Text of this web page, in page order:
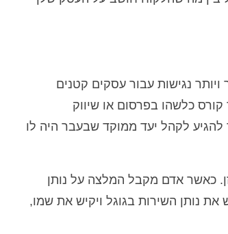
נגישות עבור עסקים קטנים
קורס כלשהו בפרסום או שיווק
להגיע לקהל יעד ממוקד שבעבר היה לו
כאשר אדם מקבל המלצה על נותן
נותן השירות בגוגל ויקיש את שמו,